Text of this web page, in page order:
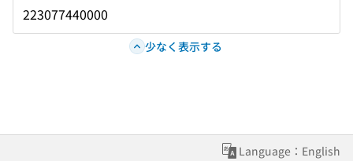
223077440000
少なく表示する
Language：English